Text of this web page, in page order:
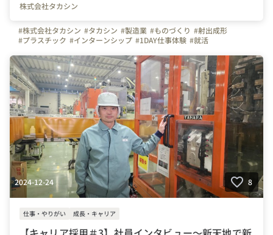
株式会社タカシン
#株式会社タカシン #タカシン #製造業 #ものづくり #射出成形
#プラスチック #インターンシップ #1DAY仕事体験 #就活
#青森県 #弘前市 #平川市 #宮城県 #仙台市
2024-12-24 8
仕事・やりがい 成長・キャリア